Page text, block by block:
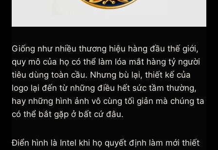
Giống như nhiều thương hiệu hàng đầu thế giới,
quy mô của họ có thể làm lóa mắt hàng tỷ người
tiêu dùng toàn cầu. Nhưng bù lại, thiết kế của
logo lại đến từ những điều hết sức tầm thường,
hay những hình ảnh vô cùng tối giản mà chúng ta
có thể bắt gặp ở bất cứ đâu.
Điển hình là Intel khi họ quyết định làm mới thiết